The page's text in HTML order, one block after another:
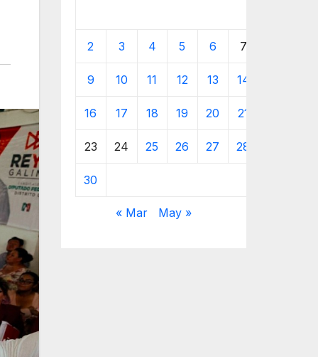
2 3 4 5 6 7
9 10 11 12 13 14
16 17 18 19 20 21
23 24 25 26 27 28
30
« Mar May »